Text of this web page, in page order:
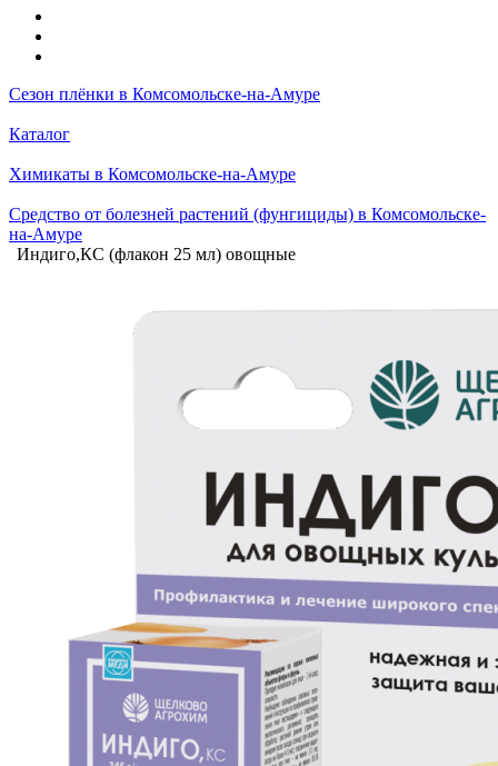
Сезон плёнки в Комсомольске-на-Амуре
Каталог
Химикаты в Комсомольске-на-Амуре
Средство от болезней растений (фунгициды) в Комсомольске-
на-Амуре
Индиго,КС (флакон 25 мл) овощные